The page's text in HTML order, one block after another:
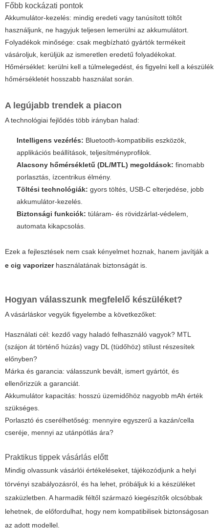
Főbb kockázati pontok
Akkumulátor-kezelés: mindig eredeti vagy tanúsított töltőt
használjunk, ne hagyjuk teljesen lemerülni az akkumulátort.
Folyadékok minősége: csak megbízható gyártók termékeit
vásároljuk, kerüljük az ismeretlen eredetű folyadékokat.
Hőmérséklet: kerülni kell a túlmelegedést, és figyelni kell a készülék
hőmérsékletét hosszabb használat során.
A legújabb trendek a piacon
A technológiai fejlődés több irányban halad:
Intelligens vezérlés: Bluetooth-kompatibilis eszközök,
applikációs beállítások, teljesítményprofilok.
Alacsony hőmérsékletű (DL/MTL) megoldások: finomabb
porlasztás, ízcentrikus élmény.
Töltési technológiák: gyors töltés, USB-C elterjedése, jobb
akkumulátor-kezelés.
Biztonsági funkciók: túláram- és rövidzárlat-védelem,
automata kikapcsolás.
Ezek a fejlesztések nem csak kényelmet hoznak, hanem javítják a
e cig vaporizerhasználatának biztonságát is.
Hogyan válasszunk megfelelő készüléket?
A vásárláskor vegyük figyelembe a következőket:
Használati cél: kezdő vagy haladó felhasználó vagyok? MTL
(szájon át történő húzás) vagy DL (tüdőhöz) stílust részesítek
előnyben?
Márka és garancia: válasszunk bevált, ismert gyártót, és
ellenőrizzük a garanciát.
Akkumulátor kapacitás: hosszú üzemidőhöz nagyobb mAh érték
szükséges.
Porlasztó és cserélhetőség: mennyire egyszerű a kazán/cella
cseréje, mennyi az utánpótlás ára?
Praktikus tippek vásárlás előtt
Mindig olvassunk vásárlói értékeléseket, tájékozódjunk a helyi
törvényi szabályozásról, és ha lehet, próbáljuk ki a készüléket
szaküzletben. A harmadik féltől származó kiegészítők olcsóbbak
lehetnek, de előfordulhat, hogy nem kompatibilisek biztonságosan
az adott modellel.